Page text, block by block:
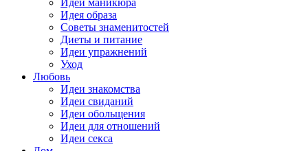
Идеи маникюра
Идея образа
Советы знаменитостей
Диеты и питание
Идеи упражнений
Уход
Любовь
Идеи знакомства
Идеи свиданий
Идеи обольщения
Идеи для отношений
Идеи секса